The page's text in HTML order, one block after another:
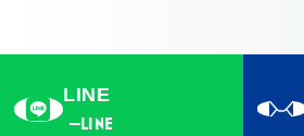
LINE
LINE